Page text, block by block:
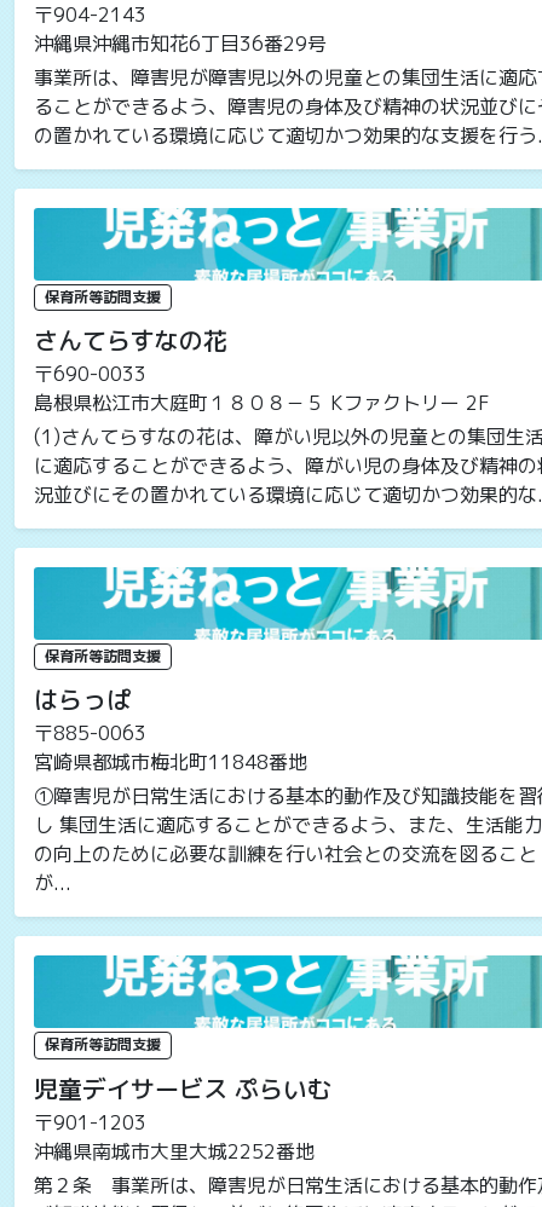
〒904-2143
沖縄県沖縄市知花6丁目36番29号
事業所は、障害児が障害児以外の児童との集団生活に適応
ることができるよう、障害児の身体及び精神の状況並びに
の置かれている環境に応じて適切かつ効果的な支援を行
保育所等訪問支援
さんてらすなの花
〒690-0033
島根県松江市大庭町１８０８－５ Kファクトリー 2F
(1)さんてらすなの花は、障がい児以外の児童との集団生
に適応することができるよう、障がい児の身体及び精神の
況並びにその置かれている環境に応じて適切かつ効果的
保育所等訪問支援
はらっぱ
〒885-0063
宮崎県都城市梅北町11848番地
①障害児が日常生活における基本的動作及び知識技能を習
し 集団生活に適応することができるよう、また、生活能力
の向上のために必要な訓練を行い社会との交流を図ること
が...
保育所等訪問支援
児童デイサービス ぷらいむ
〒901-1203
沖縄県南城市大里大城2252番地
第２条 事業所は、障害児が日常生活における基本的動作